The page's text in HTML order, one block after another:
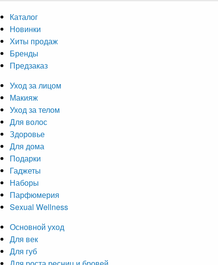
Каталог
Новинки
Хиты продаж
Бренды
Предзаказ
Уход за лицом
Макияж
Уход за телом
Для волос
Здоровье
Для дома
Подарки
Гаджеты
Наборы
Парфюмерия
Sexual Wellness
Основной уход
Для век
Для губ